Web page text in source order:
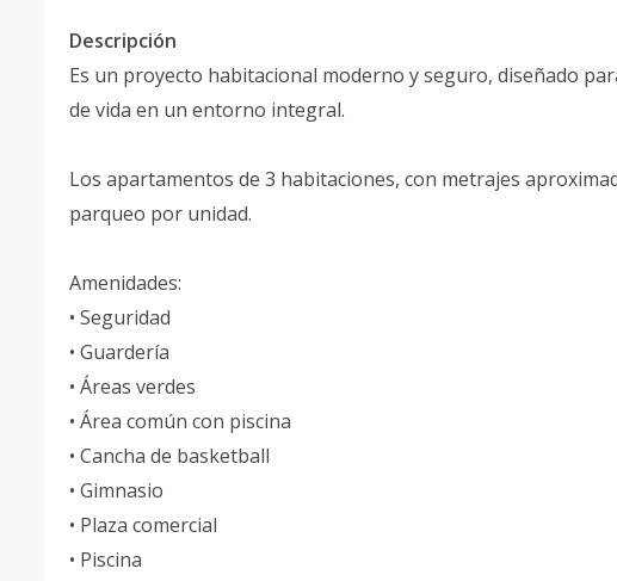
Descripción
Es un proyecto habitacional moderno y seguro, diseñado
de vida en un entorno integral.
Los apartamentos de 3 habitaciones, con metrajes
parqueo por unidad.
Amenidades:
• Seguridad
• Guardería
• Áreas verdes
• Área común con piscina
• Cancha de basketball
• Gimnasio
• Plaza comercial
• Piscina